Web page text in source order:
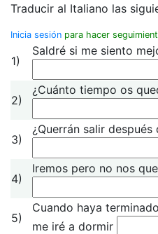
Traducir al Italiano las
Inicia sesión para hacer
1)
Saldré si me siento
2)
¿Cuánto tiempo os
3)
¿Querrán salir después
4)
Iremos pero no nos
5)
Cuando haya
me iré a dormir